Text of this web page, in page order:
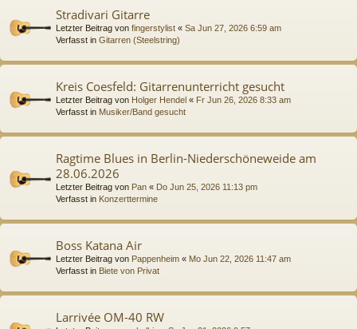
Stradivari Gitarre
Letzter Beitrag von fingerstylist « Sa Jun 27, 2026 6:59 am
Verfasst in Gitarren (Steelstring)
Kreis Coesfeld: Gitarrenunterricht gesucht
Letzter Beitrag von Holger Hendel « Fr Jun 26, 2026 8:33 am
Verfasst in Musiker/Band gesucht
Ragtime Blues in Berlin-Niederschöneweide am
28.06.2026
Letzter Beitrag von Pan « Do Jun 25, 2026 11:13 pm
Verfasst in Konzerttermine
Boss Katana Air
Letzter Beitrag von Pappenheim « Mo Jun 22, 2026 11:47 am
Verfasst in Biete von Privat
Larrivée OM-40 RW